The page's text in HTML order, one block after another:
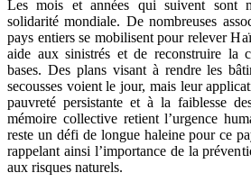
Les mois et années qui suivent sont
solidarité mondiale. De nombreuses
pays entiers se mobilisent pour relever
aide aux sinistrés et de reconstruire la
bases. Des plans visant à rendre les
secousses voient le jour, mais leur
pauvreté persistante et à la faiblesse
mémoire collective retient l’urgence
reste un défi de longue haleine pour ce
rappelant ainsi l’importance de la
aux risques naturels.